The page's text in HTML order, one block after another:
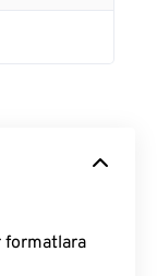
formatlara